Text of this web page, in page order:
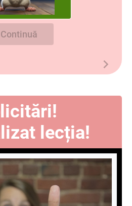
Continuă
lecția!